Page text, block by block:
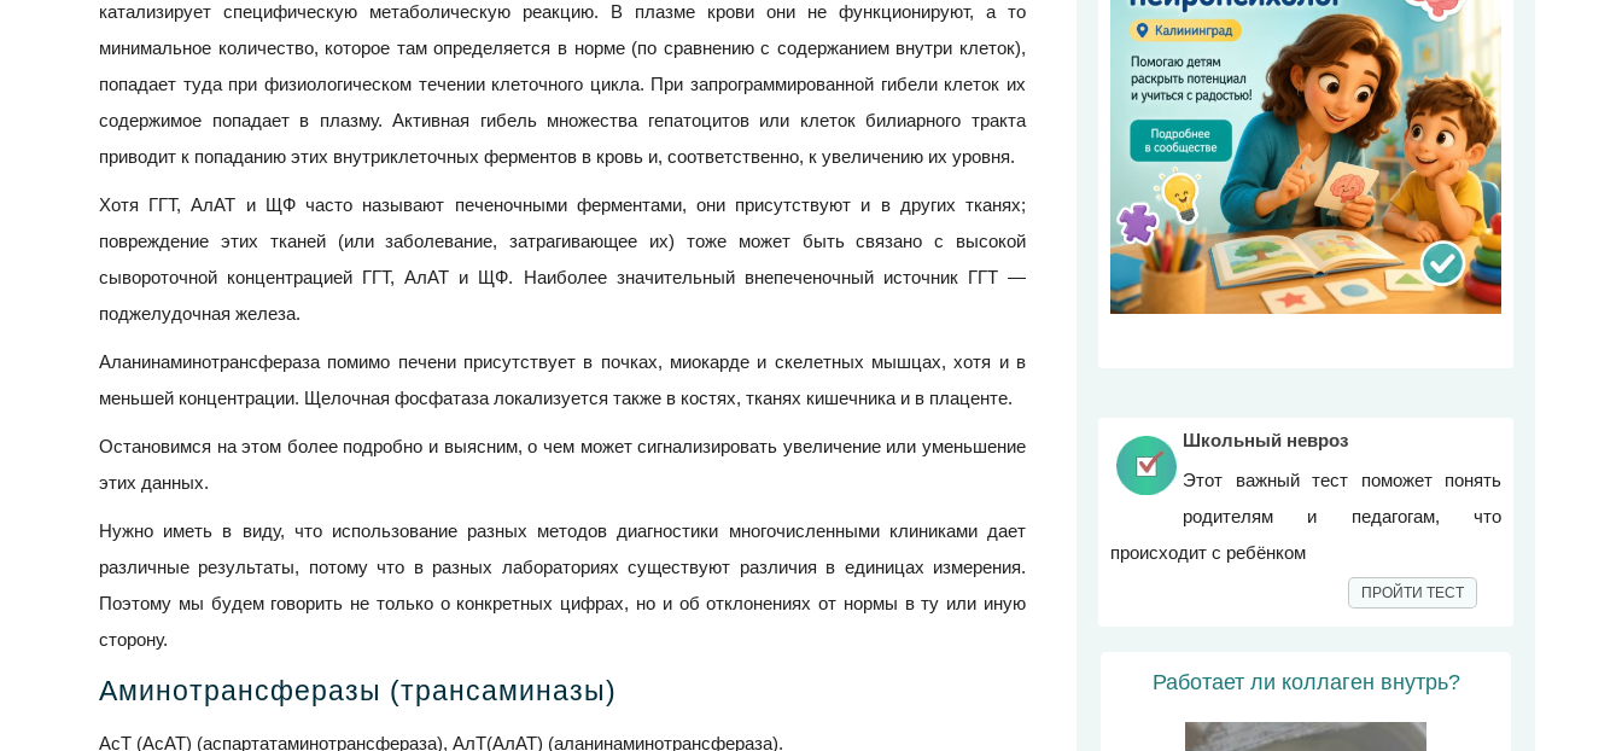
катализирует специфическую метаболическую реакцию. В плазме крови они не функционируют, а то
минимальное количество, которое там определяется в норме (по сравнению с содержанием внутри клеток),
попадает туда при физиологическом течении клеточного цикла. При запрограммированной гибели клеток их
содержимое попадает в плазму. Активная гибель множества гепатоцитов или клеток билиарного тракта
приводит к попаданию этих внутриклеточных ферментов в кровь и, соответственно, к увеличению их уровня.
Хотя ГГТ, АлАТ и ЩФ часто называют печеночными ферментами, они присутствуют и в других тканях;
повреждение этих тканей (или заболевание, затрагивающее их) тоже может быть связано с высокой
сывороточной концентрацией ГГТ, АлАТ и ЩФ. Наиболее значительный внепеченочный источник ГГТ —
поджелудочная железа.
Аланинаминотрансфераза помимо печени присутствует в почках, миокарде и скелетных мышцах, хотя и в
меньшей концентрации. Щелочная фосфатаза локализуется также в костях, тканях кишечника и в плаценте.
Остановимся на этом более подробно и выясним, о чем может сигнализировать увеличение или уменьшение
этих данных.
Нужно иметь в виду, что использование разных методов диагностики многочисленными клиниками дает
различные результаты, потому что в разных лабораториях существуют различия в единицах измерения.
Поэтому мы будем говорить не только о конкретных цифрах, но и об отклонениях от нормы в ту или иную
сторону.
Аминотрансферазы (трансаминазы)
АсТ (АсАТ) (аспартатаминотрансфераза), АлТ(АлАТ) (аланинаминотрансфераза).
Школьный невроз
Этот важный тест поможет понять
родителям и педагогам, что
происходит с ребёнком
ПРОЙТИ ТЕСТ
Работает ли коллаген внутрь?